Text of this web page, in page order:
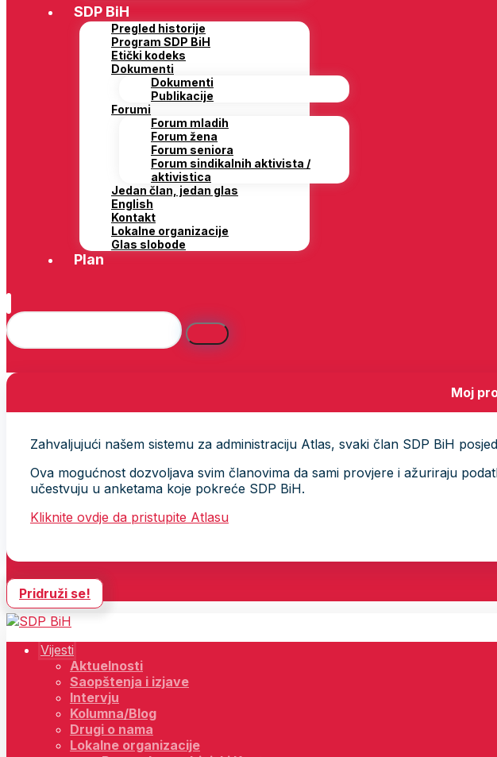
SDP BiH
Pregled historije
Program SDP BiH
Etički kodeks
Dokumenti
Dokumenti
Publikacije
Forumi
Forum mladih
Forum žena
Forum seniora
Forum sindikalnih aktivista /
aktivistica
Jedan član, jedan glas
English
Kontakt
Lokalne organizacije
Glas slobode
Plan
Moj
Zahvaljujući našem sistemu za administraciju Atlas, svaki član SDP BiH
Ova mogućnost dozvoljava svim članovima da sami provjere i ažuriraju
učestvuju u anketama koje pokreće SDP BiH.
Kliknite ovdje da pristupite Atlasu
Pridruži se!
Vijesti
Aktuelnosti
Saopštenja i izjave
Intervju
Kolumna/Blog
Drugi o nama
Lokalne organizacije